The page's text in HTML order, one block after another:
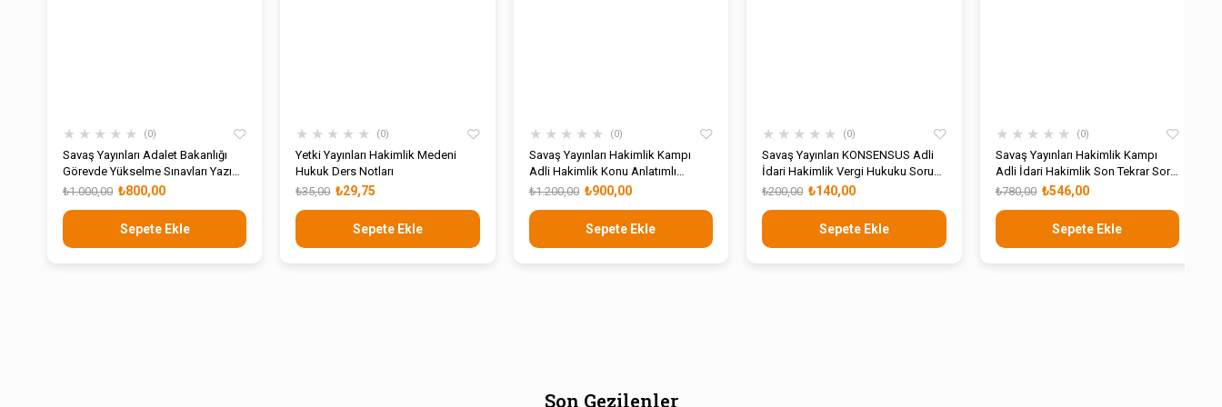
★ ★ ★ ★ ★ 0
Savaş Yayınları Adalet Bakanlığı
Görevde Yükselme Sınavları Yazı
İşleri Müdürlüğü Konu Anlatımı ve
₺800,00
₺1.000,00
Sepete Ekle
★ ★ ★ ★ ★ 0
Yetki Yayınları Hakimlik Medeni
Hukuk Ders Notları
₺29,75
₺35,00
Sepete Ekle
★ ★ ★ ★ ★ 0
Savaş Yayınları Hakimlik Kampı
Adli Hakimlik Konu Anlatımlı
Modüler Set₺900,00
₺1.200,00
Sepete Ekle
★ ★ ★ ★ ★ 0
Savaş Yayınları KONSENSUS Adli
İdari Hakimlik Vergi Hukuku Soru
Bankası Modül 10
₺140,00
₺200,00
Sepete Ekle
★ ★ ★ ★ ★ 0
Savaş Yayınları Hakimlik Kampı
Adli İdari Hakimlik Son Tekrar Soru
Bankası ₺546,00
₺780,00
Sepete Ekle
Son Gezilenler